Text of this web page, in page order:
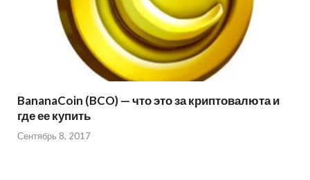
BananaCoin (BCO) — что это за криптовалюта и
где ее купить
Сентябрь 8, 2017